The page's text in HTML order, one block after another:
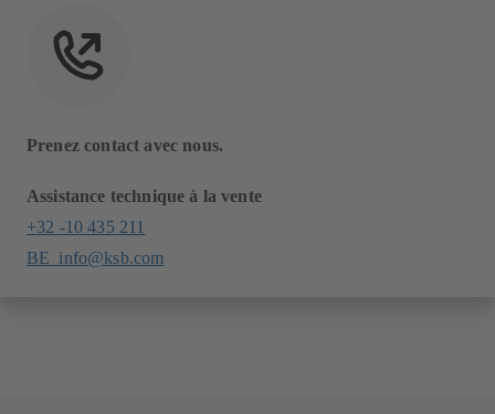
Prenez contact avec nous.
Assistance technique à la vente
+32 -10 435 211
BE_info@ksb.com